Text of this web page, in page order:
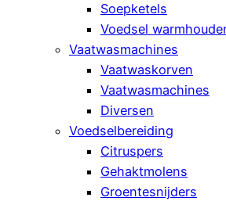
Soepketels
Voedsel
Vaatwasmachines
Vaatwaskorven
Vaatwasmachines
Diversen
Voedselbereiding
Citruspers
Gehaktmolens
Groentesnijders